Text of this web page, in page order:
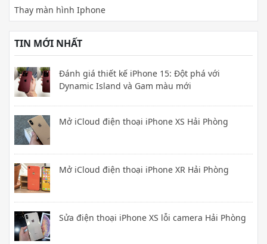
Thay màn hình Iphone
TIN MỚI NHẤT
Đánh giá thiết kế iPhone 15: Đột phá với
Dynamic Island và Gam màu mới
Mở iCloud điện thoại iPhone XS Hải Phòng
Mở iCloud điện thoại iPhone XR Hải Phòng
Sửa điện thoại iPhone XS lỗi camera Hải Phòng